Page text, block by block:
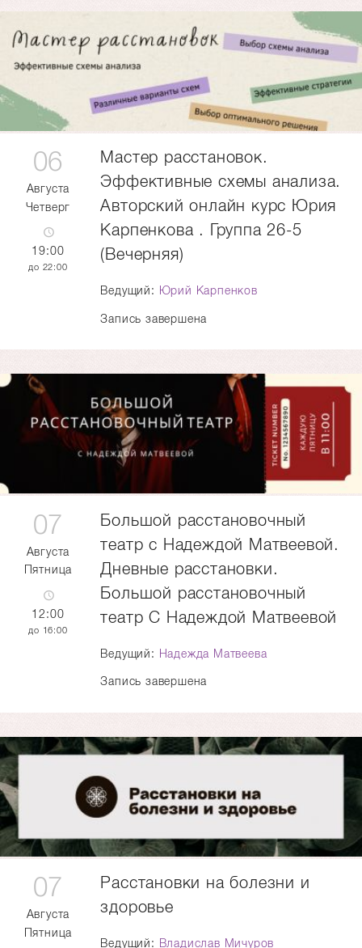
06
Августа
Четверг
19:00
22:00
Мастер расстановок.
Эффективные схемы анализа.
Авторский онлайн курс Юрия
Карпенкова . Группа 26-5
(Вечерняя)
Ведущий: Юрий Карпенков
Запись завершена
07
Августа
Пятница
12:00
16:00
Большой расстановочный
театр с Надеждой Матвеевой.
Дневные расстановки.
Большой расстановочный
театр С Надеждой Матвеевой
Ведущий: Надежда Матвеева
Запись завершена
07
Августа
Пятница
Расстановки на болезни и
здоровье
Ведущий: Владислав Мичуров